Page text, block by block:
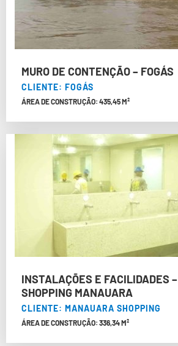
MURO DE CONTENÇÃO – FOGÁS
CLIENTE: FOGÁS
ÁREA DE CONSTRUÇÃO: 435,45 M²
INSTALAÇÕES E FACILIDADES –
SHOPPING MANAUARA
CLIENTE: MANAUARA SHOPPING
ÁREA DE CONSTRUÇÃO: 336,34 M²